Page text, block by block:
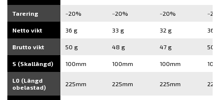
Tarering ~20% ~20% ~20%
Netto vikt 36 g 33 g 32 g 36 g
Brutto vikt 50 g 48 g 47 g 50 g
S (Skallängd) 100mm 100mm 100mm
L0 (Längd
obelastad)
225mm 225mm 225mm